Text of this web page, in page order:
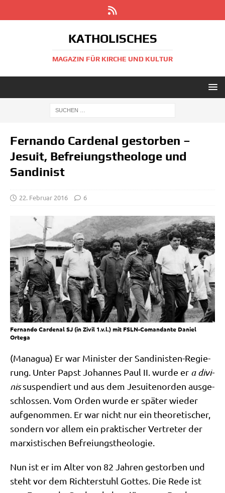
KATHOLISCHES
MAGAZIN FÜR KIRCHE UND KULTUR
Fernando Cardenal gestorben –
Jesuit, Befreiungstheologe und
Sandinist
22. Februar 2016 6
Fernando Cardenal SJ (in Zivil 1.v.l.) mit FSLN-Comandante Daniel
Ortega
(Mana­gua) Er war Mini­ster der San­di­ni­sten-Regie­
rung. Unter Papst Johan­nes Paul II. wur­de er a divi­
nissus­pen­diert und aus dem Jesui­ten­or­den aus­ge­
schlos­sen. Vom Orden wur­de er spä­ter wie­der
auf­ge­nom­men. Er war nicht nur ein theo­re­ti­scher,
son­dern vor allem ein prak­ti­scher Ver­tre­ter der
mar­xi­sti­schen Befreiungstheologie.
Nun ist er im Alter von 82 Jah­ren gestor­ben und
steht vor dem Rich­ter­stuhl Got­tes. Die Rede ist